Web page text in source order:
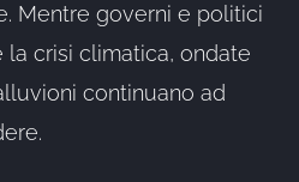
Mentre governi e politici
la crisi climatica, ondate
continuano ad